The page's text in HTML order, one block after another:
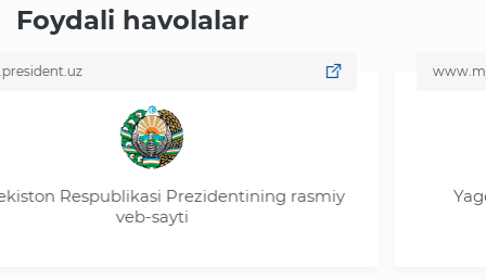
Foydali havolalar
Prezidentining rasmiy
veb-sayti
www.my.gov.uz
Yagona